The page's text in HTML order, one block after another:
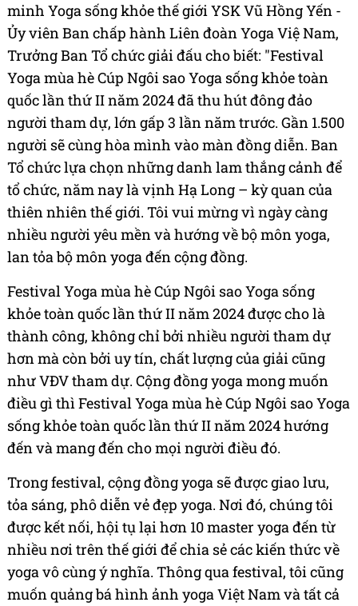
minh Yoga sống khỏe thế giới YSK Vũ Hồng Yến -
Ủy viên Ban chấp hành Liên đoàn Yoga Việ Nam,
Trưởng Ban Tổ chức giải đấu cho biết: "Festival
Yoga mùa hè Cúp Ngôi sao Yoga sống khỏe toàn
quốc lần thứ II năm 2024 đã thu hút đông đảo
người tham dự, lớn gấp 3 lần năm trước. Gần 1.500
người sẽ cùng hòa mình vào màn đồng diễn. Ban
Tổ chức lựa chọn những danh lam thắng cảnh để
tổ chức, năm nay là vịnh Hạ Long – kỳ quan của
thiên nhiên thế giới. Tôi vui mừng vì ngày càng
nhiều người yêu mền và hướng về bộ môn yoga,
lan tỏa bộ môn yoga đến cộng đồng.
Festival Yoga mùa hè Cúp Ngôi sao Yoga sống
khỏe toàn quốc lần thứ II năm 2024 được cho là
thành công, không chỉ bởi nhiều người tham dự
hơn mà còn bởi uy tín, chất lượng của giải cũng
như VĐV tham dự. Cộng đồng yoga mong muốn
điều gì thì Festival Yoga mùa hè Cúp Ngôi sao Yoga
sống khỏe toàn quốc lần thứ II năm 2024 hướng
đến và mang đến cho mọi người điều đó.
Trong festival, cộng đồng yoga sẽ được giao lưu,
tỏa sáng, phô diễn vẻ đẹp yoga. Nơi đó, chúng tôi
được kết nối, hội tụ lại hơn 10 master yoga đến từ
nhiều nơi trên thế giới để chia sẻ các kiến thức về
yoga vô cùng ý nghĩa. Thông qua festival, tôi cũng
muốn quảng bá hình ảnh yoga Việt Nam và tất cả